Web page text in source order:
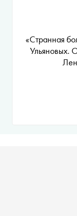
«Странная
Ульяновых.